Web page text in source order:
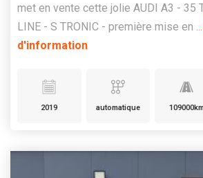
met en vente cette jolie AUDI A3 - 35
LINE - S TRONIC - première mise en ...
d'information
2019 automatique 109000km